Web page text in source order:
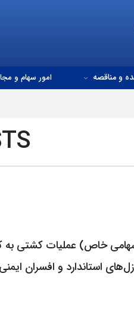
و مناقصه امور سهام و
خاص) عملیات کشتی به